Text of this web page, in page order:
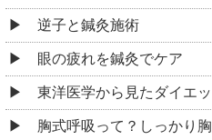
逆子と鍼灸施術
眼の疲れを鍼灸でケア
東洋医学から見たダイエ
胸式呼吸って？しっかり